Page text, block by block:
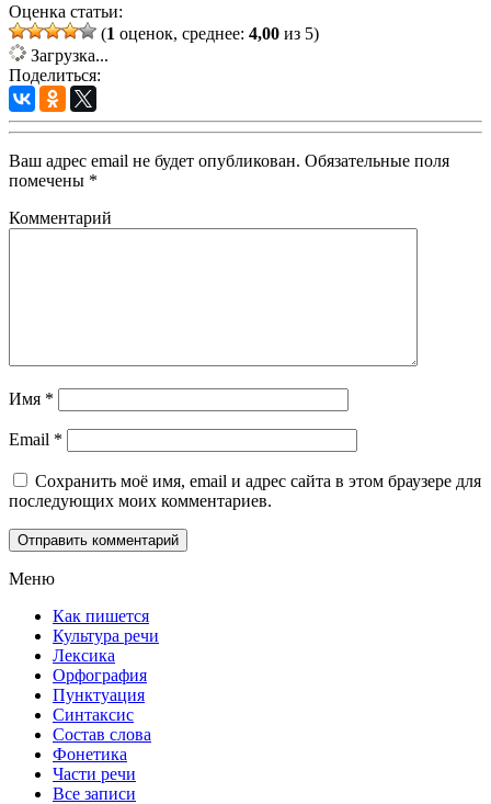
Оценка статьи:
(1 оценок, среднее: 4,00 из 5)
Загрузка...
Поделиться:
Ваш адрес email не будет опубликован. Обязательные поля
помечены *
Комментарий
Имя *
Email *
Сохранить моё имя, email и адрес сайта в этом браузере для
последующих моих комментариев.
Меню
Как пишется
Культура речи
Лексика
Орфография
Пунктуация
Синтаксис
Состав слова
Фонетика
Части речи
Все записи